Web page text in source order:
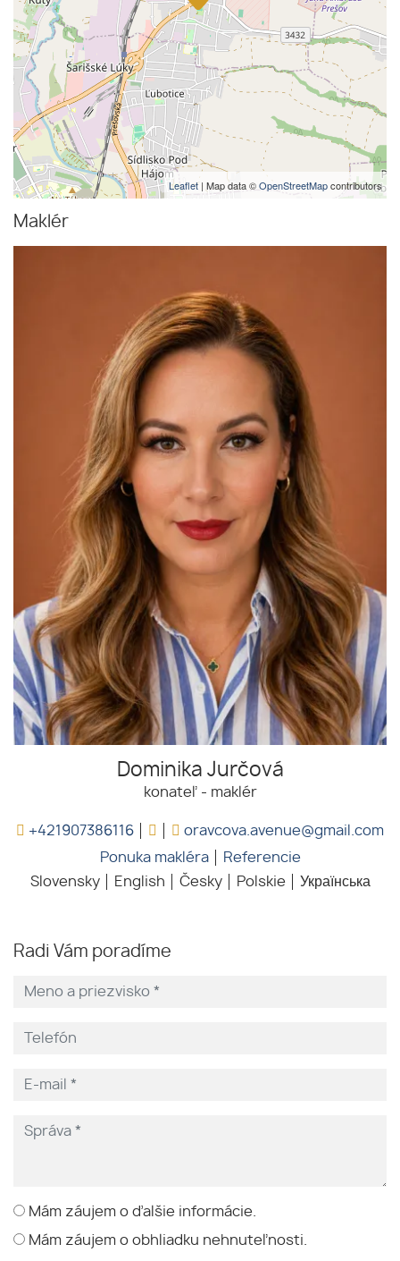
Leaflet| Map data ©OpenStreetMapcontributors
Maklér
Dominika Jurčová
konateľ - maklér
+421907386116
oravcova.avenue@gmail.com
Ponuka makléra
Referencie
Slovensky
English Česky Polskie Українська
Radi Vám poradíme
Mám záujem o ďalšie informácie.
Mám záujem o obhliadku nehnuteľnosti.